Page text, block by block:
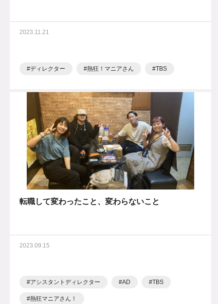
2023.11.21
ディレクター 熱狂！マニアさん TBS
転職して変わったこと、変わらないこと
2023.09.15
アシスタントディレクター AD TBS
熱狂マニアさん！